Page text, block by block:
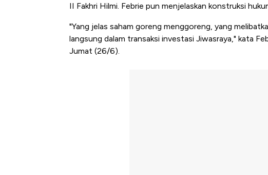
II Fakhri Hilmi. Febrie pun menjelaskan konstruksi
"Yang jelas saham goreng menggoreng, yang
langsung dalam transaksi investasi Jiwasraya," kata
Jumat (26/6).